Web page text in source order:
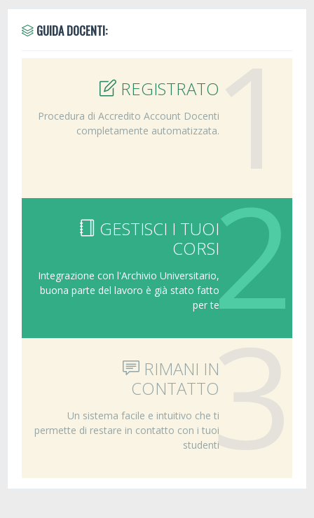
GUIDA DOCENTI: 1
REGISTRATO
Procedura di Accredito Account Docenti
completamente automatizzata.
2
GESTISCI I TUOI
CORSI
Integrazione con l'Archivio Universitario,
buona parte del lavoro è già stato fatto
per te3
RIMANI IN
CONTATTO
Un sistema facile e intuitivo che ti
permette di restare in contatto con i tuoi
studenti